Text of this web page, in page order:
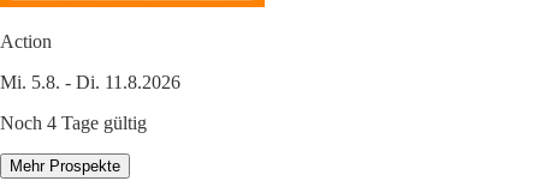
Action
Mi. 5.8. - Di. 11.8.2026
Noch 4 Tage gültig
Mehr Prospekte